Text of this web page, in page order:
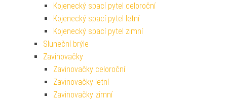
Kojenecký spací pytel celoroční
Kojenecký spací pytel letní
Kojenecký spací pytel zimní
Sluneční brýle
Zavinovačky
Zavinovačky celoroční
Zavinovačky letní
Zavinovačky zimní